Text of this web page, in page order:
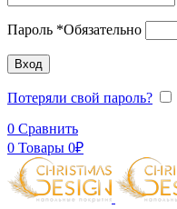
Пароль *Обязательно
Вход
Потеряли свой пароль?
0 Сравнить
0 Товары 0₽